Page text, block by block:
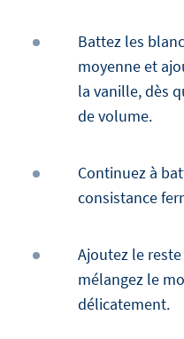
Battez les
moyenne et
la vanille, dès
de volume.
Continuez à
consistance
Ajoutez le
mélangez le
délicatement.